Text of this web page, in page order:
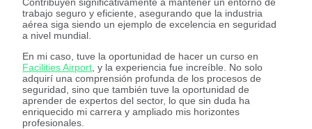
trabajo seguro y eficiente, asegurando que la industria
aérea siga siendo un ejemplo de excelencia en seguridad
a nivel mundial.
En mi caso, tuve la oportunidad de hacer un curso en
Facilities Airport , y la experiencia fue increíble. No solo
adquirí una comprensión profunda de los procesos de
seguridad, sino que también tuve la oportunidad de
aprender de expertos del sector, lo que sin duda ha
enriquecido mi carrera y ampliado mis horizontes
profesionales.